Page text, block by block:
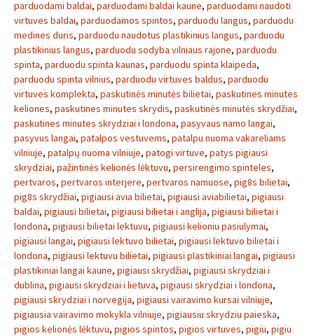
parduodami baldai, parduodami baldai kaune, parduodami naudoti
virtuves baldai, parduodamos spintos, parduodu langus, parduodu
medines duris, parduodu naudotus plastikinius langus, parduodu
plastikinius langus, parduodu sodyba vilniaus rajone, parduodu
spinta, parduodu spinta kaunas, parduodu spinta klaipeda,
parduodu spinta vilnius, parduodu virtuves baldus, parduodu
virtuves komplekta, paskutinės minutės bilietai, paskutines minutes
keliones, paskutines minutes skrydis, paskutinės minutės skrydžiai,
paskutines minutes skrydziai i londona, pasyvaus namo langai,
pasyvus langai, patalpos vestuvems, patalpu nuoma vakareliams
vilniuje, patalpų nuoma vilniuje, patogi virtuve, patys pigiausi
skrydziai, pažintinės kelionės lėktuvu, persirengimo spinteles,
pertvaros, pertvaros interjere, pertvaros namuose, pig8s bilietai,
pig8s skrydžiai, pigiausi avia bilietai, pigiausi aviabilietai, pigiausi
baldai, pigiausi bilietai, pigiausi bilietai i anglija, pigiausi bilietai i
londona, pigiausi bilietai lektuvu, pigiausi kelioniu pasiulymai,
pigiausi langai, pigiausi lektuvo bilietai, pigiausi lektuvo bilietai i
londona, pigiausi lektuvu bilietai, pigiausi plastikiniai langai, pigiausi
plastikiniai langai kaune, pigiausi skrydžiai, pigiausi skrydziai i
dublina, pigiausi skrydziai i lietuva, pigiausi skrydziai i londona,
pigiausi skrydziai i norvegija, pigiausi vairavimo kursai vilniuje,
pigiausia vairavimo mokykla vilniuje, pigiausiu skrydziu paieska,
pigios kelionės lėktuvu, pigios spintos, pigios virtuves, pigiu, pigiu